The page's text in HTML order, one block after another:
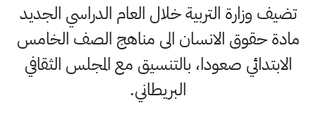
تضيف وزارة التربية خلال العام الدراسي الجديد
مادة حقوق الانسان الى مناهج الصف الخامس
الابتدائي صعودا، بالتنسيق مع المجلس الثقافي
البريطاني.